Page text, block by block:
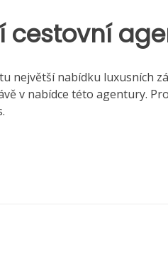
cestovní
největší nabídku luxusních
v nabídce této agentury.